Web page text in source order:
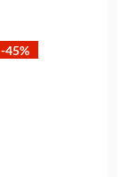
-45%